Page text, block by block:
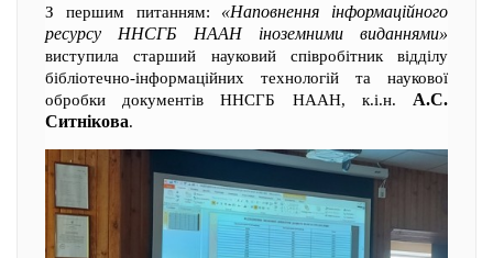
З першим питанням: «Наповнення інформаційного
ресурсу ННСГБ НААН іноземними виданнями»
виступила старший науковий співробітник відділу
бібліотечно-інформаційних технологій та наукової
обробки документів ННСГБ НААН, к.і.н. А.С.
Ситнікова.